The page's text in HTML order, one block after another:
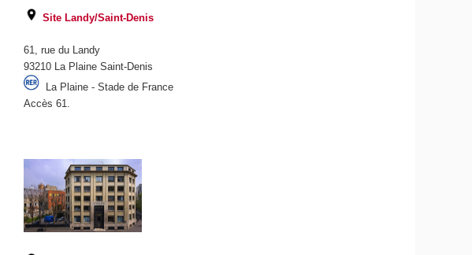
Site Landy/Saint-Denis
61, rue du Landy
93210 La Plaine Saint-Denis
La Plaine - Stade de France
Accès 61.